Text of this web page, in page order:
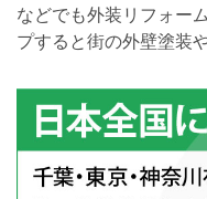
などでも外装リフォー
プすると街の外壁塗装